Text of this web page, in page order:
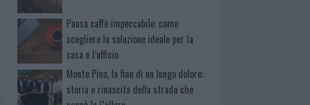
Pausa caffè impeccabile: come
scegliere la soluzione ideale per la
casa e l’ufficio
Monte Pino, la fine di un lungo dolore:
storia e rinascita della strada che